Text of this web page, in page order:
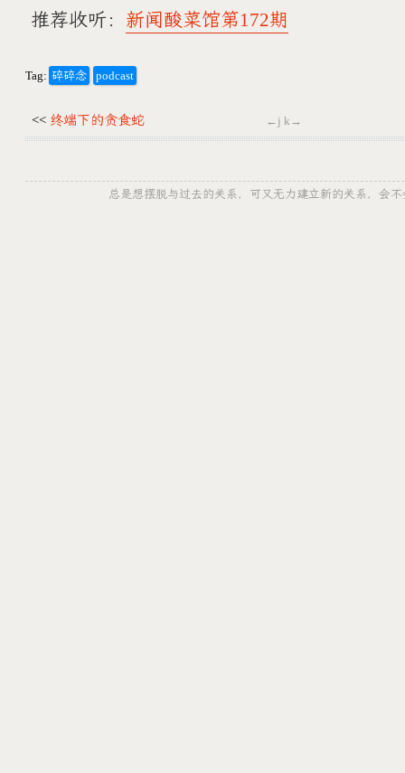
推荐收听： 新闻酸菜馆第172期
Tag: 碎碎念 podcast
<< 终端下的贪食蛇 ←j k→
总是想摆脱与过去的关系，可又无力建立新的关系，会